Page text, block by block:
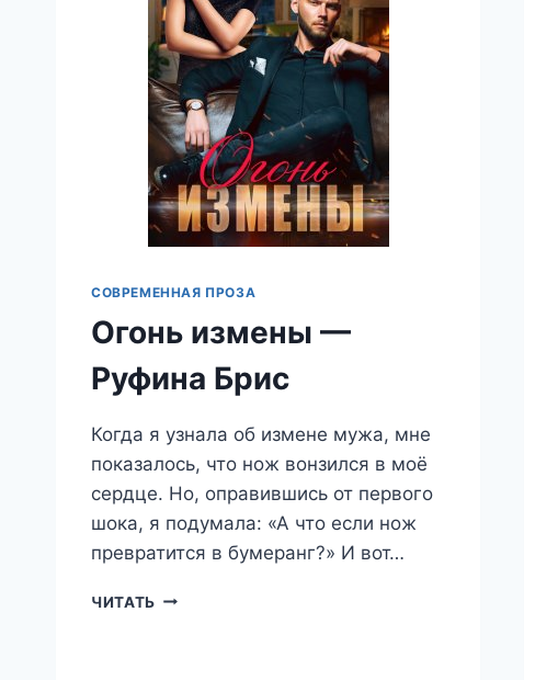
СОВРЕМЕННАЯ ПРОЗА
Огонь измены —
Руфина Брис
Когда я узнала об измене мужа, мне
показалось, что нож вонзился в моё
сердце. Но, оправившись от первого
шока, я подумала: «А что если нож
превратится в бумеранг?» И вот…
ЧИТАТЬ ОГОНЬ